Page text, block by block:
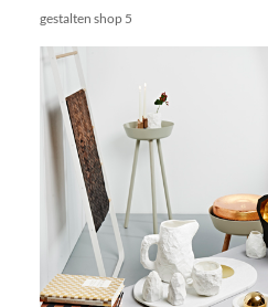
gestalten shop 5